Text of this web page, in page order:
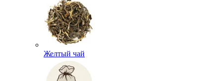
Желтый чай